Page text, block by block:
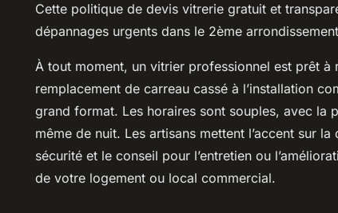
Cette politique de devis vitrerie gratuit et
dépannages urgents dans le 2ème
À tout moment, un vitrier professionnel est prêt
remplacement de carreau cassé à l’installation
grand format. Les horaires sont souples, avec la
même de nuit. Les artisans mettent l’accent sur
sécurité et le conseil pour l’entretien ou
de votre logement ou local commercial.